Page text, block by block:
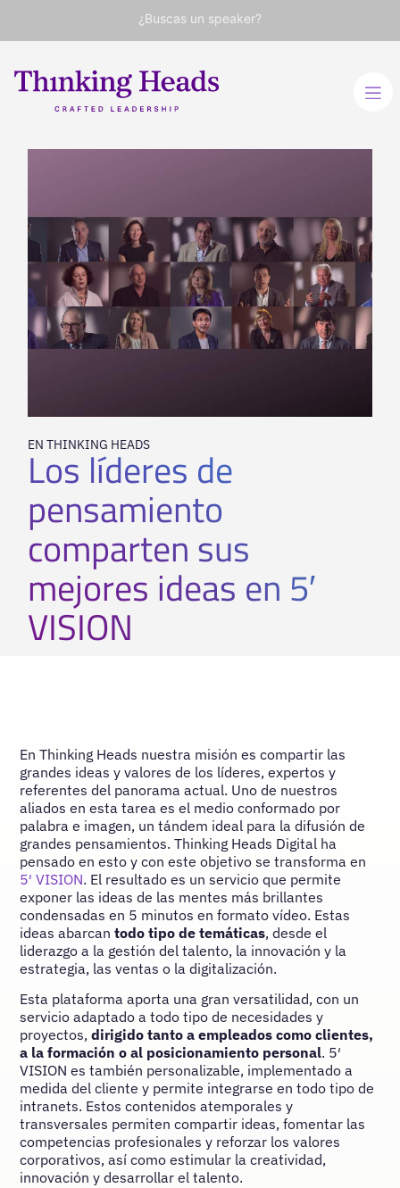
¿Buscas un speaker?
EN THINKING HEADS
Los líderes de
pensamiento
comparten sus
mejores ideas en 5′
VISION
En Thinking Heads nuestra misión es compartir las
grandes ideas y valores de los líderes, expertos y
referentes del panorama actual. Uno de nuestros
aliados en esta tarea es el medio conformado por
palabra e imagen, un tándem ideal para la difusión de
grandes pensamientos. Thinking Heads Digital ha
pensado en esto y con este objetivo se transforma en
5′ VISION. El resultado es un servicio que permite
exponer las ideas de las mentes más brillantes
condensadas en 5 minutos en formato vídeo. Estas
ideas abarcan todo tipo de temáticas, desde el
liderazgo a la gestión del talento, la innovación y la
estrategia, las ventas o la digitalización.
Esta plataforma aporta una gran versatilidad, con un
servicio adaptado a todo tipo de necesidades y
proyectos,dirigido tanto a empleados como clientes,
a la formación o al posicionamiento personal. 5′
VISION es también personalizable, implementado a
medida del cliente y permite integrarse en todo tipo de
intranets. Estos contenidos atemporales y
transversales permiten compartir ideas, fomentar las
competencias profesionales y reforzar los valores
corporativos, así como estimular la creatividad,
innovación y desarrollar el talento.